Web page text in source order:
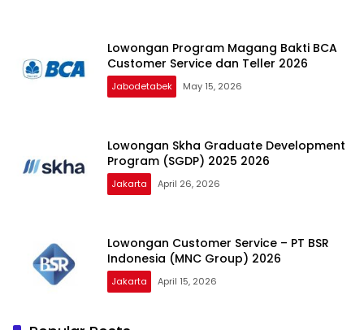
Lowongan Program Magang Bakti BCA
Customer Service dan Teller 2026
Jabodetabek May 15, 2026
Lowongan Skha Graduate Development
Program (SGDP) 2025 2026
Jakarta April 26, 2026
Lowongan Customer Service – PT BSR
Indonesia (MNC Group) 2026
Jakarta April 15, 2026